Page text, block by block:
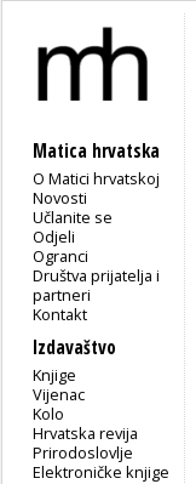
Matica hrvatska
O Matici hrvatskoj
Novosti
Učlanite se
Odjeli
Ogranci
Društva prijatelja i
partneri
Kontakt
Izdavaštvo
Knjige
Vijenac
Kolo
Hrvatska revija
Prirodoslovlje
Elektroničke knjige